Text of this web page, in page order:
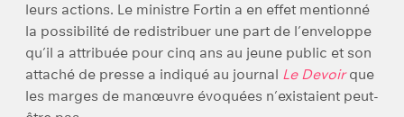
leurs actions. Le ministre Fortin a en effet mentionné
la possibilité de redistribuer une part de l’enveloppe
qu’il a attribuée pour cinq ans au jeune public et son
attaché de presse a indiqué au journal Le Devoirque
les marges de manœuvre évoquées n’existaient peut-